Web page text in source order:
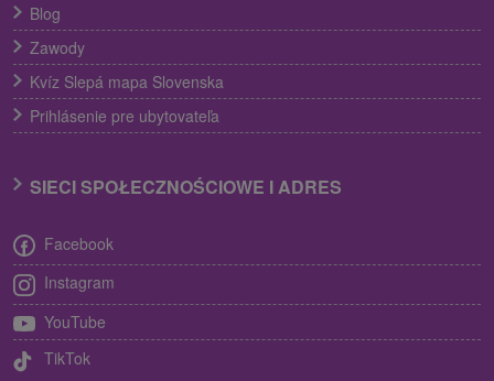
Blog
Zawody
Kvíz Slepá mapa Slovenska
Prihlásenie pre ubytovateľa
SIECI SPOŁECZNOŚCIOWE I ADRES
Facebook
Instagram
YouTube
TikTok